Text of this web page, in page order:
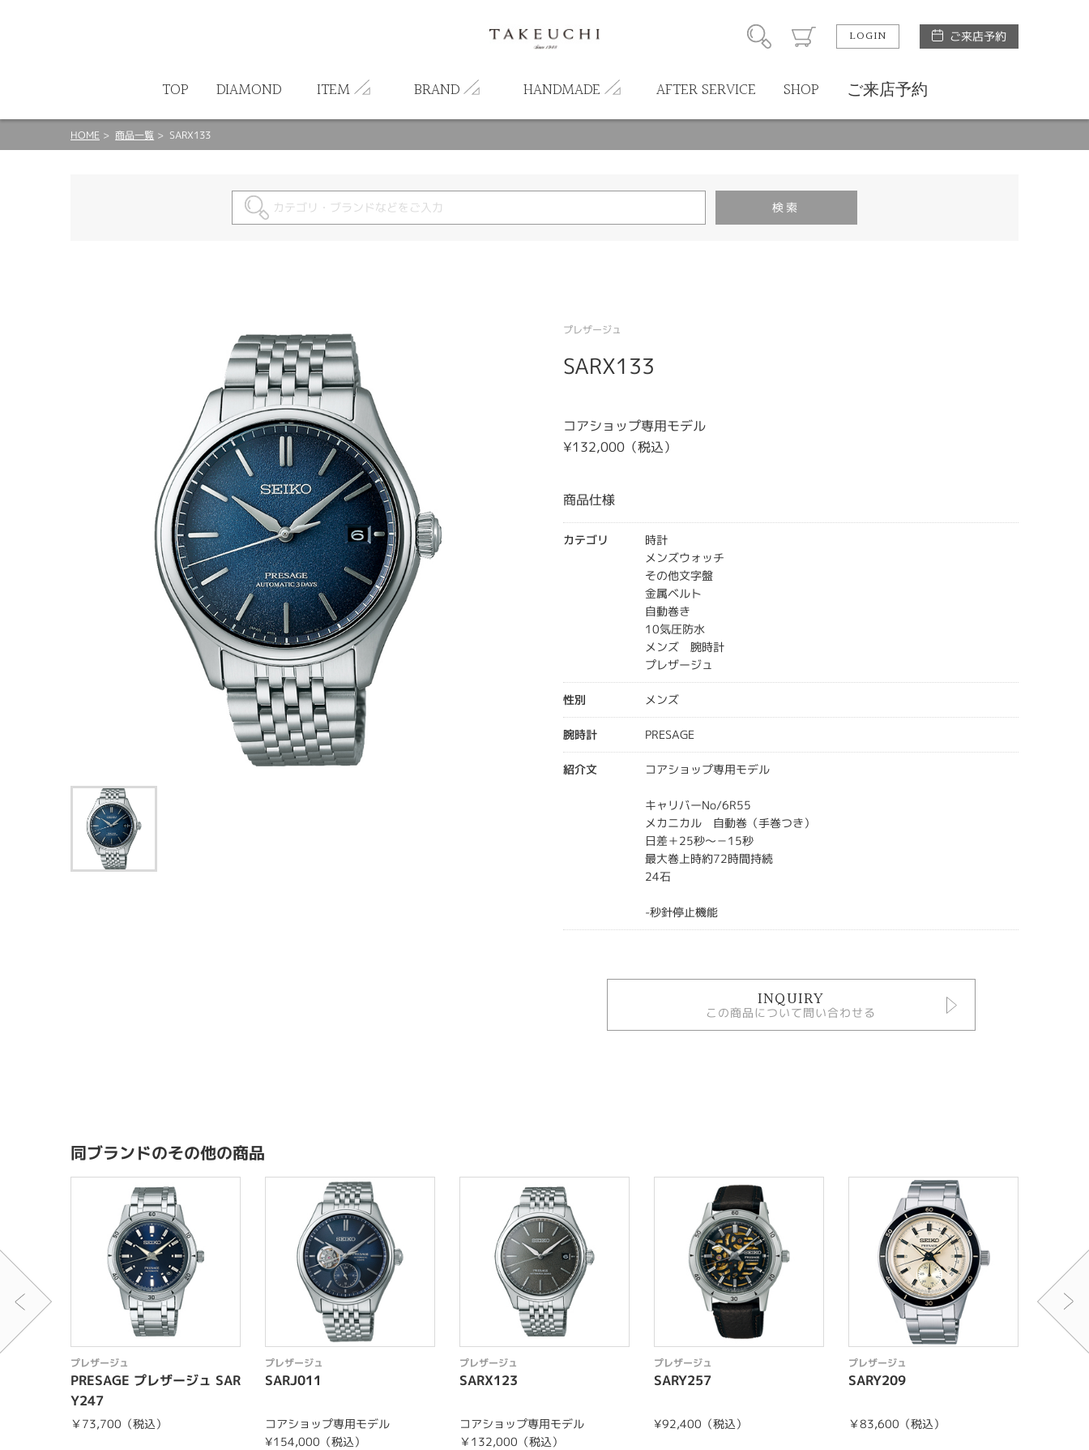
LOGIN ご来店予約
TOP DIAMOND ITEM BRAND HANDMADE AFTER SERVICE SHOP ご来店予約
HOME 商品一覧 SARX133
プレザージュ
SARX133
コアショップ専用モデル
¥132,000（税込）
商品仕様
カテゴリ
時計
メンズウォッチ
その他文字盤
金属ベルト
自動巻き
10気圧防水
メンズ 腕時計
プレザージュ
性別 メンズ
腕時計 PRESAGE
紹介文 コアショップ専用モデル
キャリバーNo/6R55
メカニカル 自動巻（手巻つき）
日差＋25秒～－15秒
最大巻上時約72時間持続
24石
-秒針停止機能
INQUIRY
この商品について問い合わせる
同ブランドのその他の商品
プレザージュ
PRESAGE プレザージュ SAR
Y247
￥73,700（税込）
プレザージュ
SARJ011
コアショップ専用モデル
¥154,000（税込）
プレザージュ
SARX123
コアショップ専用モデル
￥132,000（税込）
プレザージュ
SARY257
¥92,400（税込）
プレザージュ
SARY209
￥83,600（税込）